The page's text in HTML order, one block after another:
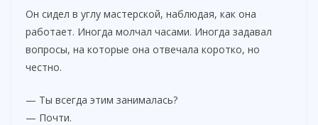
Он сидел в углу мастерской, наблюдая, как она
работает. Иногда молчал часами. Иногда задавал
вопросы, на которые она отвечала коротко, но
честно.
— Ты всегда этим занималась?
— Почти.